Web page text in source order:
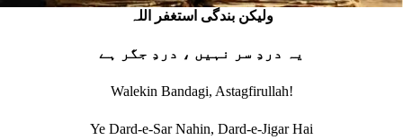
ولیکن بندگی استغفر اللہ
یہ دردِ سر نہیں ، دردِ جگر ہے
Walekin Bandagi, Astagfirullah!
Ye Dard-e-Sar Nahin, Dard-e-Jigar Hai